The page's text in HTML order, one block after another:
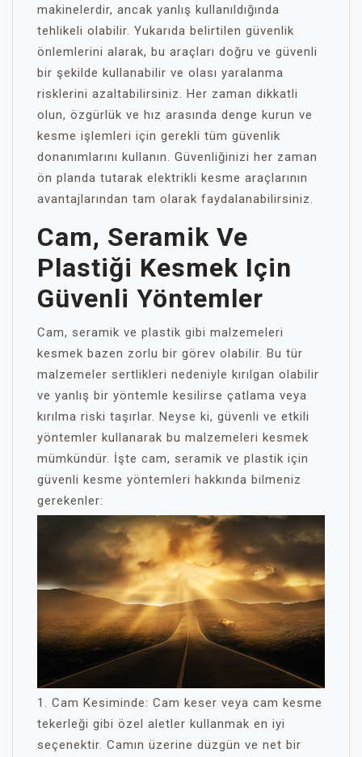
makinelerdir, ancak yanlış kullanıldığında
tehlikeli olabilir. Yukarıda belirtilen güvenlik
önlemlerini alarak, bu araçları doğru ve güvenli
bir şekilde kullanabilir ve olası yaralanma
risklerini azaltabilirsiniz. Her zaman dikkatli
olun, özgürlük ve hız arasında denge kurun ve
kesme işlemleri için gerekli tüm güvenlik
donanımlarını kullanın. Güvenliğinizi her zaman
ön planda tutarak elektrikli kesme araçlarının
avantajlarından tam olarak faydalanabilirsiniz.
Cam, Seramik Ve
Plastiği Kesmek Için
Güvenli Yöntemler
Cam, seramik ve plastik gibi malzemeleri
kesmek bazen zorlu bir görev olabilir. Bu tür
malzemeler sertlikleri nedeniyle kırılgan olabilir
ve yanlış bir yöntemle kesilirse çatlama veya
kırılma riski taşırlar. Neyse ki, güvenli ve etkili
yöntemler kullanarak bu malzemeleri kesmek
mümkündür. İşte cam, seramik ve plastik için
güvenli kesme yöntemleri hakkında bilmeniz
gerekenler:
1. Cam Kesiminde: Cam keser veya cam kesme
tekerleği gibi özel aletler kullanmak en iyi
seçenektir. Camın üzerine düzgün ve net bir